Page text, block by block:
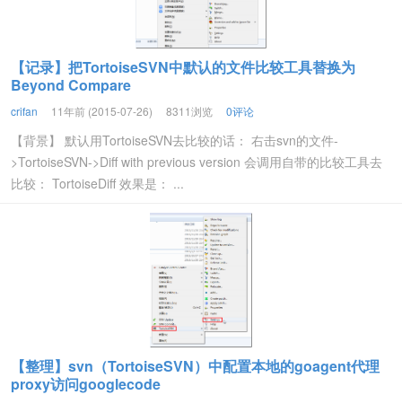
【记录】把TortoiseSVN中默认的文件比较工具替换为
Beyond Compare
crifan 11年前 (2015-07-26) 8311浏览 0评论
【背景】 默认用TortoiseSVN去比较的话： 右击svn的文件-
>TortoiseSVN->Diff with previous version 会调用自带的比较工具去
比较： TortoiseDiff 效果是： ...
【整理】svn（TortoiseSVN）中配置本地的goagent代理
proxy访问googlecode